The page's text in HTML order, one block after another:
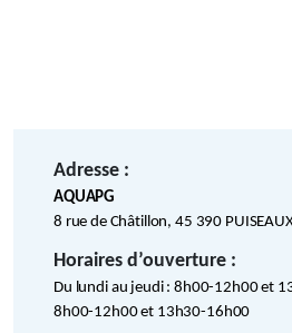
Adresse :
AQUAPG
8 rue de Châtillon, 45 390
Horaires d’ouverture :
Du lundi au jeudi : 8h00-12h00 et
8h00-12h00 et 13h30-16h00